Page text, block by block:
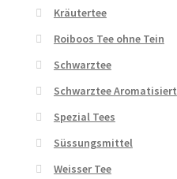
Kräutertee
Roiboos Tee ohne Tein
Schwarztee
Schwarztee Aromatisiert
Spezial Tees
Süssungsmittel
Weisser Tee